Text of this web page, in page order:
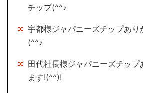
チップ(^^♪
宇都様ジャパニーズチップあり
(^^♪
田代社長様ジャパニーズチップ
ます!(^^)!